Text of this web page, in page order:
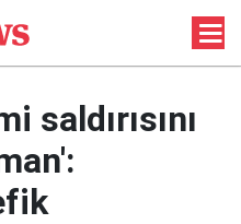
saldırısını